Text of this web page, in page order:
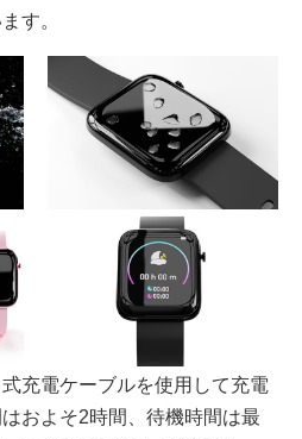
す。
充電ケーブルを使用して充電
およそ2時間、待機時間は最